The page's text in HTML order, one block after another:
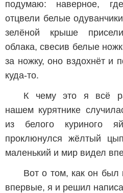
подумаю: наверное,
отцвели белые
зелёной крыше
облака, свесив белые
за ножку, оно вздохнёт и
куда-то.
К чему это я всё
нашем курятнике
из белого куриного
проклюнулся жёлтый
маленький и мир видел
Вот о том, как он был
впервые, я и решил